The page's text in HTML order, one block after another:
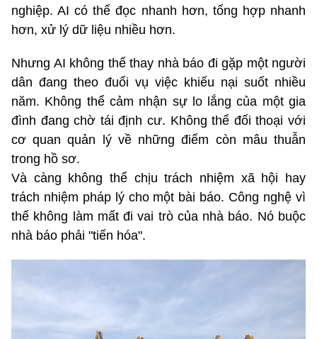
nghiệp. AI có thể đọc nhanh hơn, tổng hợp nhanh
hơn, xử lý dữ liệu nhiều hơn.
Nhưng AI không thể thay nhà báo đi gặp một người
dân đang theo đuổi vụ việc khiếu nại suốt nhiều
năm. Không thể cảm nhận sự lo lắng của một gia
đình đang chờ tái định cư. Không thể đối thoại với
cơ quan quản lý về những điểm còn mâu thuẫn
trong hồ sơ.
Và càng không thể chịu trách nhiệm xã hội hay
trách nhiệm pháp lý cho một bài báo. Công nghệ vì
thế không làm mất đi vai trò của nhà báo. Nó buộc
nhà báo phải "tiến hóa".